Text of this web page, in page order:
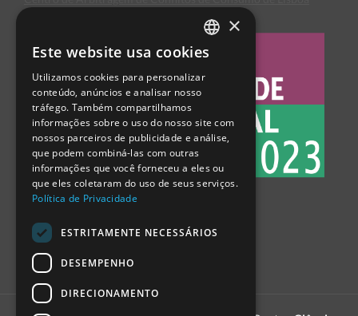
PORTUGUESE
ENGLISH
SPANISH
×
Este website usa cookies
Utilizamos cookies para personalizar
conteúdo, anúncios e analisar nosso
tráfego. Também compartilhamos
informações sobre o uso do nosso site com
nossos parceiros de publicidade e análise,
que podem combiná-las com outras
informações que você forneceu a eles ou
que eles coletaram do uso de seus serviços.
Política de Privacidade
ESTRITAMENTE NECESSÁRIOS
DESEMPENHO
DIRECIONAMENTO